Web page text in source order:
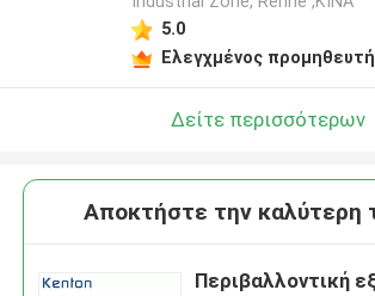
5.0
Ελεγχμένος
Δείτε περισσότερων
Αποκτήστε την καλύτερη
Περιβαλλοντική